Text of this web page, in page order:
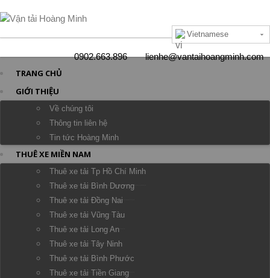
Vietnamese
0902.663.896 lienhe@vantaihoangminh.com
TRANG CHỦ
GIỚI THIỆU
Về chúng tôi
Thông tin liên hệ
Tin tức Hoàng Minh
THUÊ XE MIỀN NAM
Thuê xe tải Tp Hồ Chí Minh
Thuê xe tải Bình Dương
Thuê xe tải Đồng Nai
Thuê xe tải Vũng Tàu
Thuê xe tải Long An
Thuê xe tải Tây Ninh
Thuê xe tải Bình Phước
Thuê xe tải Tiền Giang